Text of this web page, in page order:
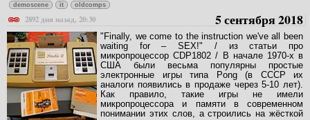
demoscene it oldcomps
2892 дня назад, 20:30 5 сентября 2018
"Finally, we come to the instruction we've all been
waiting for – SEX!" / из статьи про
микропроцессор CDP1802 / В начале 1970-х в
США были весьма популярны простые
электронные игры типа Pong (в СССР их
аналоги появились в продаже через 5-10 лет).
Как правило, такие игры не имели
микропроцессора и памяти в современном
понимании этих слов, а строились на жёсткой